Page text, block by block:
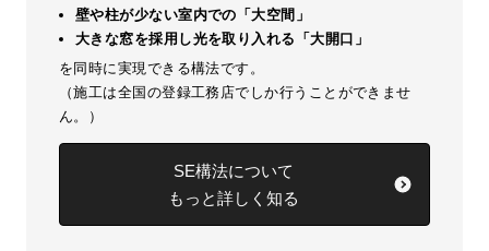
壁や柱が少ない室内での「大空間」
大きな窓を採用し光を取り入れる「大開口」
を同時に実現できる構法です。
（施工は全国の登録工務店でしか行うことができませ
ん。）
SE構法について
もっと詳しく知る